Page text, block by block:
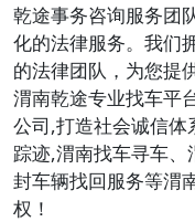
乾途事务咨询服务团
化的法律服务。我们
的法律团队，为您提
渭南乾途专业找车平
公司,打造社会诚信
踪迹,渭南找车寻车
封车辆找回服务等渭
权！